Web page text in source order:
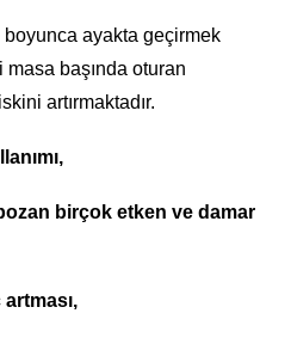
ayakta geçirmek
başında oturan
artırmaktadır.
birçok etken ve damar